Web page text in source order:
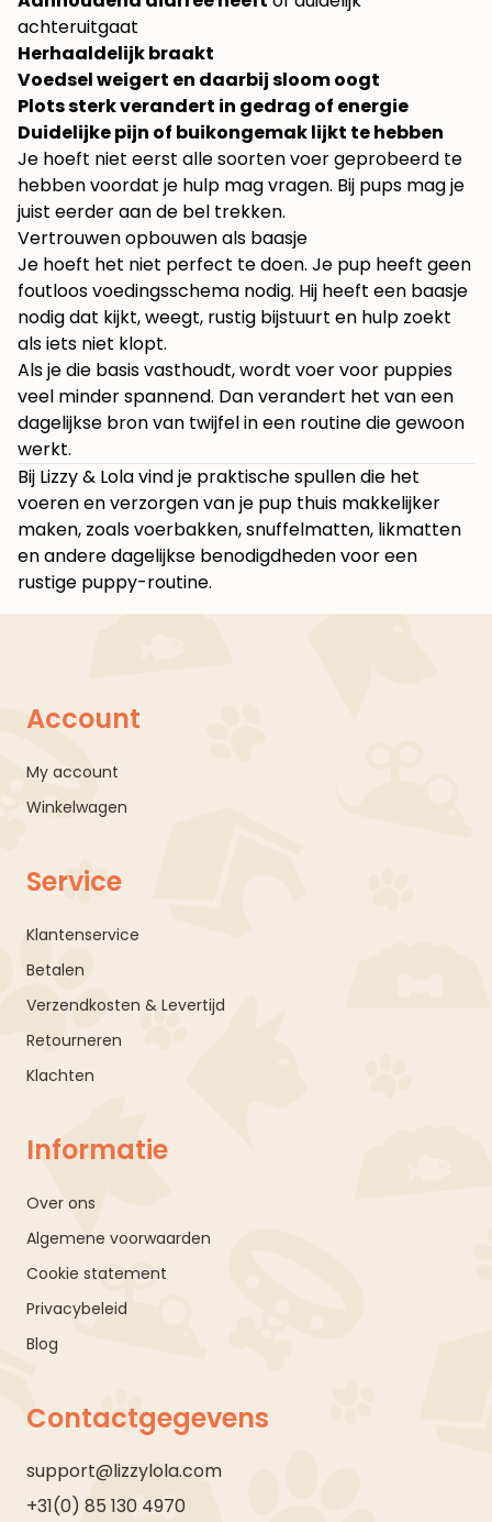
achteruitgaat
Herhaaldelijk braakt
Voedsel weigert en daarbij sloom oogt
Plots sterk verandert in gedrag of energie
Duidelijke pijn of buikongemak lijkt te hebben
Je hoeft niet eerst alle soorten voer geprobeerd te
hebben voordat je hulp mag vragen. Bij pups mag je
juist eerder aan de bel trekken.
Vertrouwen opbouwen als baasje
Je hoeft het niet perfect te doen. Je pup heeft geen
foutloos voedingsschema nodig. Hij heeft een baasje
nodig dat kijkt, weegt, rustig bijstuurt en hulp zoekt
als iets niet klopt.
Als je die basis vasthoudt, wordt voer voor puppies
veel minder spannend. Dan verandert het van een
dagelijkse bron van twijfel in een routine die gewoon
werkt.
Bij Lizzy & Lolavind je praktische spullen die het
voeren en verzorgen van je pup thuis makkelijker
maken, zoals voerbakken, snuffelmatten, likmatten
en andere dagelijkse benodigdheden voor een
rustige puppy-routine.
Account
My account
Winkelwagen
Service
Klantenservice
Betalen
Verzendkosten & Levertijd
Retourneren
Klachten
Informatie
Over ons
Algemene voorwaarden
Cookie statement
Privacybeleid
Blog
Contactgegevens
support@lizzylola.com
+31(0) 85 130 4970